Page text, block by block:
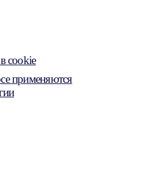
cookie
применяются